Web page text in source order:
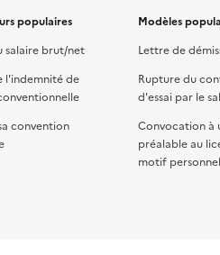
populaires
salaire brut/net
l'indemnité de
convention
Modèles
Lettre de
Rupture du
d'essai par le
Convocation à
préalable au
motif personnel